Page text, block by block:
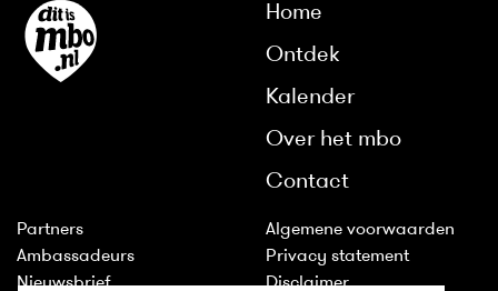
Home
Ontdek
Kalender
Over het mbo
Contact
Partners
Ambassadeurs
Nieuwsbrief
Algemene voorwaarden
Privacy statement
Disclaimer